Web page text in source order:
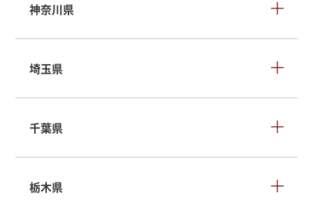
神奈川県
埼玉県
千葉県
栃木県